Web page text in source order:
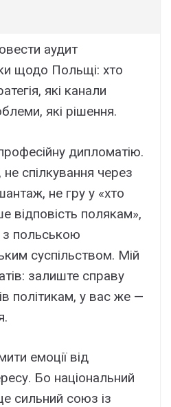
аудит
щодо Польщі: хто
які канали
які рішення.
дипломатію.
спілкування через
не гру у «хто
відповість полякам»,
з польською
суспільством. Мій
залиште справу
політикам, у вас же —
емоції від
Бо національний
сильний союз із